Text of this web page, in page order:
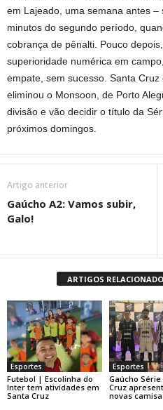
em Lajeado, uma semana antes
minutos do segundo período,
cobrança de pênalti. Pouco
superioridade numérica em
empate, sem sucesso. Santa
eliminou o Monsoon, de Porto
divisão e vão decidir o título da
próximos domingos.
Artigo anterior
Gaúcho A2: Vamos subir,
Galo!
ARTIGOS
Esportes
Futebol | Escolinha do
Inter tem atividades em
Santa Cruz
Esportes
Gaúcho
Cruz
novas